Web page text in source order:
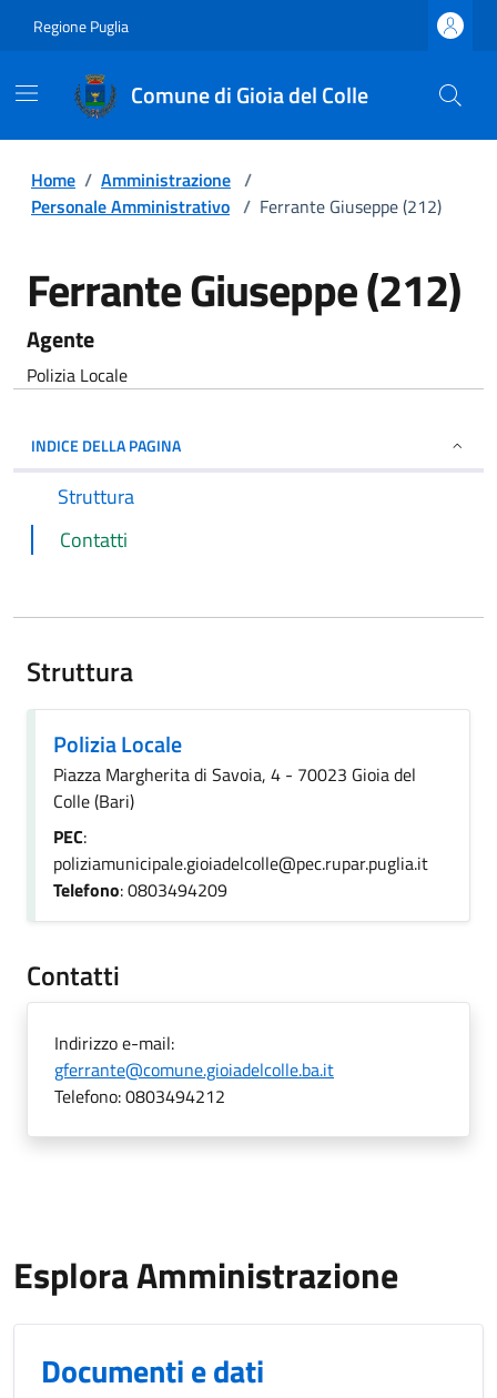
Regione Puglia
Comune di Gioia del Colle
Home / Amministrazione /
Personale Amministrativo / Ferrante Giuseppe (212)
Ferrante Giuseppe (212)
Agente
Polizia Locale
INDICE DELLA PAGINA
Struttura
Contatti
Struttura
Polizia Locale
Piazza Margherita di Savoia, 4 - 70023 Gioia del
Colle (Bari)
PEC:
poliziamunicipale.gioiadelcolle@pec.rupar.puglia.it
Telefono: 0803494209
Contatti
Indirizzo e-mail:
gferrante@comune.gioiadelcolle.ba.it
Telefono:0803494212
Esplora Amministrazione
Documenti e dati